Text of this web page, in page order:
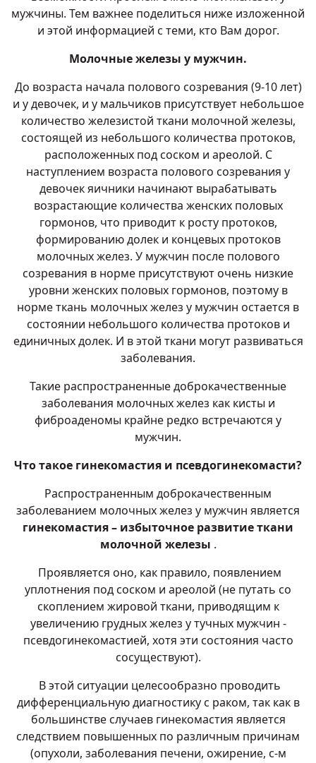
мужчины. Тем важнее поделиться ниже изложенной
и этой информацией с теми, кто Вам дорог.
Молочные железы у мужчин.
До возраста начала полового созревания (9-10 лет)
и у девочек, и у мальчиков присутствует небольшое
количество железистой ткани молочной железы,
состоящей из небольшого количества протоков,
расположенных под соском и ареолой. С
наступлением возраста полового созревания у
девочек яичники начинают вырабатывать
возрастающие количества женских половых
гормонов, что приводит к росту протоков,
формированию долек и концевых протоков
молочных желез. У мужчин после полового
созревания в норме присутствуют очень низкие
уровни женских половых гормонов, поэтому в
норме ткань молочных желез у мужчин остается в
состоянии небольшого количества протоков и
единичных долек. И в этой ткани могут развиваться
заболевания.
Такие распространенные доброкачественные
заболевания молочных желез как кисты и
фиброаденомы крайне редко встречаются у
мужчин.
Что такое гинекомастия и псевдогинекомасти?
Распространенным доброкачественным
заболеванием молочных желез у мужчин является
гинекомастия – избыточное развитие ткани
молочной железы .
Проявляется оно, как правило, появлением
уплотнения под соском и ареолой (не путать со
скоплением жировой ткани, приводящим к
увеличению грудных желез у тучных мужчин -
псевдогинекомастией, хотя эти состояния часто
сосуществуют).
В этой ситуации целесообразно проводить
дифференциальную диагностику с раком, так как в
большинстве случаев гинекомастия является
следствием повышенных по различным причинам
(опухоли, заболевания печени, ожирение, с-м